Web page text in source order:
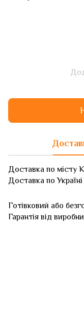
Доставка по місту
Доставка по
Готівковий або
Гарантія від